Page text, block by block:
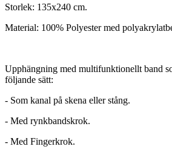
Storlek: 135x240 cm.
Material: 100% Polyester med
Upphängning med multifunktionellt band
följande sätt:
- Som kanal på skena eller stång.
- Med rynkbandskrok.
- Med Fingerkrok.